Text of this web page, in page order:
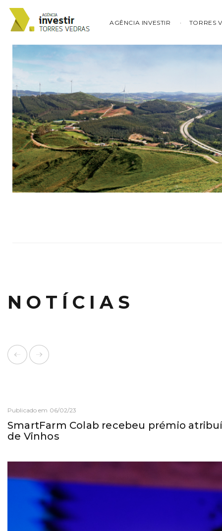
AGÊNCIA INVESTIR TORRES
NOTÍCIAS
Publicado em 06/02/23
SmartFarm Colab recebeu prémio
de Vinhos